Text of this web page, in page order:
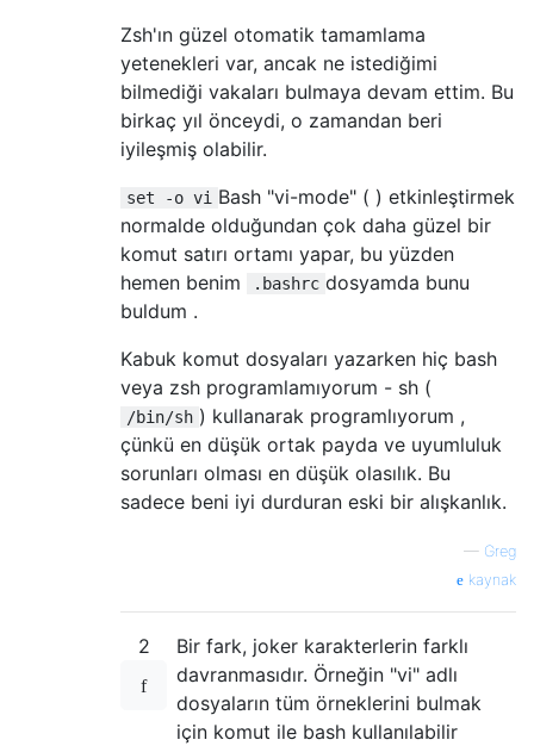
Zsh'ın güzel otomatik tamamlama
yetenekleri var, ancak ne istediğimi
bilmediği vakaları bulmaya devam ettim. Bu
birkaç yıl önceydi, o zamandan beri
iyileşmiş olabilir.
set -o vi Bash "vi-mode" ( ) etkinleştirmek
normalde olduğundan çok daha güzel bir
komut satırı ortamı yapar, bu yüzden
hemen benim
.bashrc dosyamda bunu
buldum .
Kabuk komut dosyaları yazarken hiç bash
veya zsh programlamıyorum - sh (
/bin/sh ) kullanarak programlıyorum ,
çünkü en düşük ortak payda ve uyumluluk
sorunları olması en düşük olasılık. Bu
sadece beni iyi durduran eski bir alışkanlık.
— Greg
kaynak
2
Bir fark, joker karakterlerin farklı
davranmasıdır. Örneğin "vi" adlı
dosyaların tüm örneklerini bulmak
için komut ile bash kullanılabilir